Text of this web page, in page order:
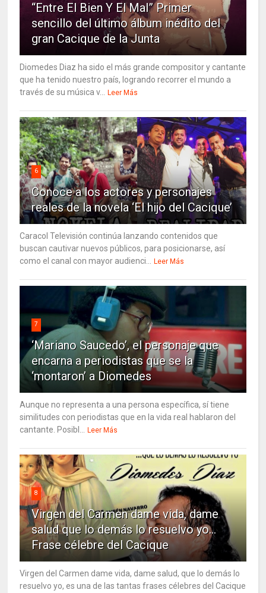
“Entre El Bien Y El Mal” Primer
sencillo del último álbum inédito del
gran Cacique de la Junta
Diomedes Diaz ha sido el más grande compositor y cantante
que ha tenido nuestro país, logrando recorrer el mundo a
través de su música v...
Leer Más
6
Conoce a los actores y personajes
reales de la novela ‘El hijo del Cacique’
Caracol Televisión continúa lanzando contenidos que
buscan cautivar nuevos públicos, para posicionarse, así
como el canal con mayor audienci...
Leer Más
7
‘Mariano Saucedo’, el personaje que
encarna a periodistas que se la
‘montaron’ a Diomedes
Aunque no representa a una persona específica, sí tiene
similitudes con periodistas que en la vida real hablaron del
cantante. Posibl...
Leer Más
8
Virgen del Carmen dame vida, dame
salud que lo demás lo resuelvo yo…
Frase célebre del Cacique
Virgen del Carmen dame vida, dame salud, que lo demás lo
resuelvo yo, es una de las tantas frases célebres del Cacique